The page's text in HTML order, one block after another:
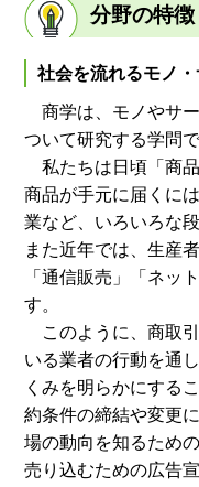
分野の特徴
社会を流れるモノ
商学は、モノやサ
ついて研究する学問で
私たちは日頃「商品
商品が手元に届くに
業など、いろいろな
また近年では、生産
「通信販売」「ネッ
す。
このように、商取
いる業者の行動を通
くみを明らかにする
約条件の締結や変更
場の動向を知るため
売り込むための広告